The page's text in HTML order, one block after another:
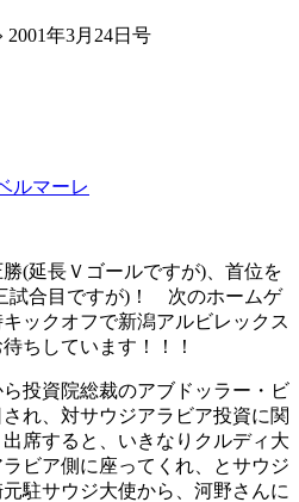
2001年3月24日号
ルマーレ
(延長Ｖゴールですが)、首位を
試合目ですが)！ 次のホームゲ
ックオフで新潟アルビレックス
ちしています！！！
投資院総裁のアブドッラー・ビ
れ、対サウジアラビア投資に関
席すると、いきなりクルディ大
ビア側に座ってくれ、とサウジ
駐サウジ大使から、河野さんに